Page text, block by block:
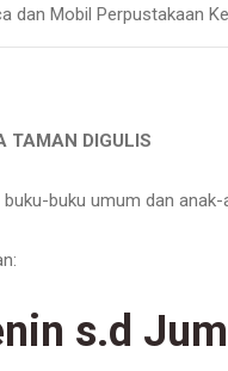
dan Mobil Perpustakaan
TAMAN DIGULIS
buku umum dan
s.d